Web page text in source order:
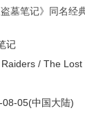
记
/ The Lost
05(中国大陆)